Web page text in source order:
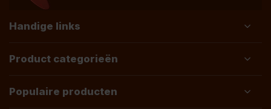
Handige links
Product categorieën
Populaire producten